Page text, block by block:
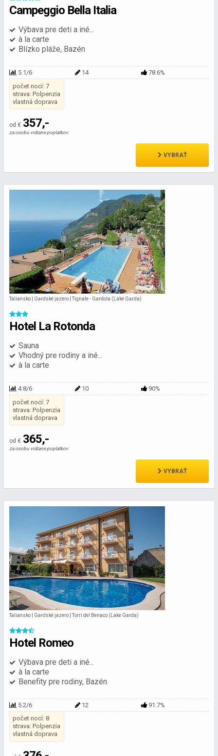
Campeggio Bella Italia
Výbava pre deti a iné...
à la carte
Blízko pláže, Bazén
5.1/6 14
78.6%
počet nocí: 7
strava: Polpenzia
vlastná doprava
od € 357,-
za osobu vrátane poplatkov
VYBRAŤ
Taliansko | Gardské jazero | Tignale - Gardola (Lake Garda)
Hotel La Rotonda
Sauna
Vhodný pre rodiny a iné...
à la carte
4.8/6 10
90%
počet nocí: 7
strava: Polpenzia
vlastná doprava
od € 365,-
za osobu vrátane poplatkov
VYBRAŤ
Taliansko | Gardské jazero | Torri del Benaco (Lake Garda)
Hotel Romeo
Výbava pre deti a iné...
à la carte
Benefity pre rodiny, Bazén
5.2/6 12
91.7%
počet nocí: 8
strava: Polpenzia
vlastná doprava